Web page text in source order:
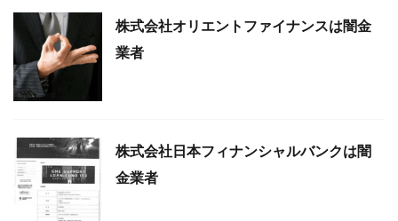
株式会社オリエントファイナンスは闇金
業者
株式会社日本フィナンシャルバンクは闇
金業者